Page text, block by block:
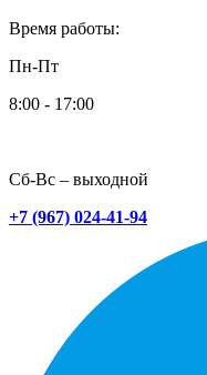
Время работы:
Пн-Пт
8:00 - 17:00
Сб-Вс – выходной
+7 (967) 024-41-94